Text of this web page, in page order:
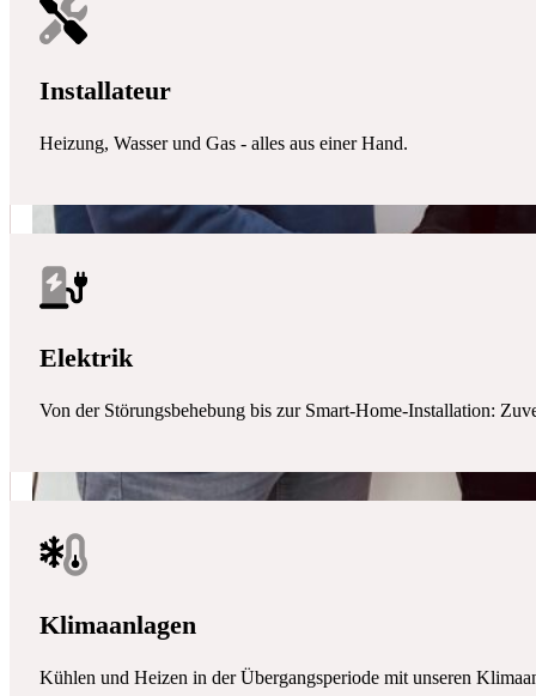
Installateur
Heizung, Wasser und Gas - alles aus einer Hand.
Elektrik
Von der Störungsbehebung bis zur Smart-Home-Installation:
Klimaanlagen
Kühlen und Heizen in der Übergangsperiode mit unseren